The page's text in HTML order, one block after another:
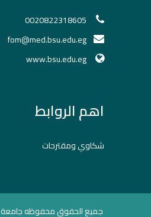
0020822318605
fom@med.bsu.edu.eg
www.bsu.edu.eg
اهم الروابط
شكاوي ومقترحات
جميع الحقوق محفوظه جامعة